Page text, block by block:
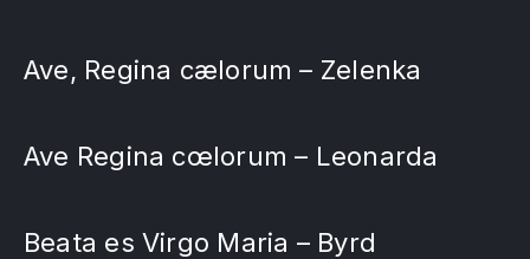
Ave, Regina cælorum – Zelenka
Ave Regina cœlorum – Leonarda
Beata es Virgo Maria – Byrd